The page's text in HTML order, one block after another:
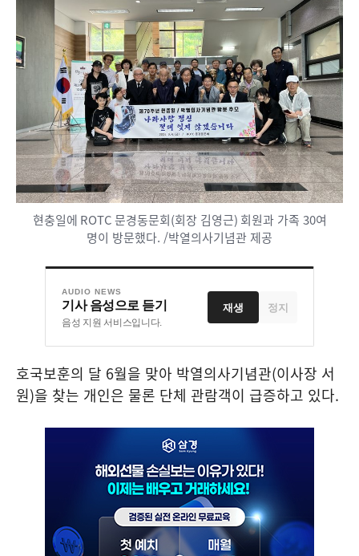
현충일에 ROTC문경동문회(회장 김영근) 회원과 가족 30여
명이 방문했다. /박열의사기념관 제공
AUDIO NEWS
기사 음성으로 듣기
음성 지원 서비스입니다.
재생 정지
호국보훈의 달 6월을 맞아 박열의사기념관(이사장 서
원)을 찾는 개인은 물론 단체 관람객이 급증하고 있다.